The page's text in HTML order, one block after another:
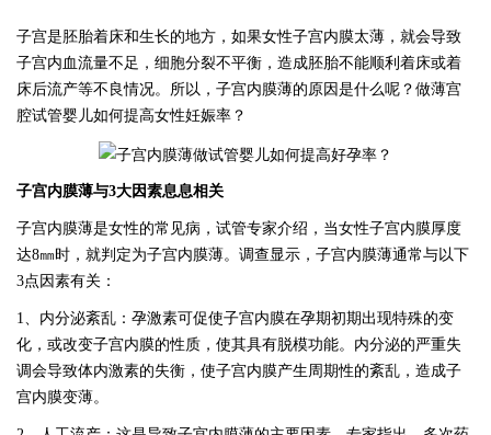
子宫是胚胎着床和生长的地方，如果女性子宫内膜太薄，就会导致
子宫内血流量不足，细胞分裂不平衡，造成胚胎不能顺利着床或着
床后流产等不良情况。所以，子宫内膜薄的原因是什么呢？做薄宫
腔试管婴儿如何提高女性妊娠率？
子宫内膜薄与3大因素息息相关
子宫内膜薄是女性的常见病，试管专家介绍，当女性子宫内膜厚度
达8㎜时，就判定为子宫内膜薄。调查显示，子宫内膜薄通常与以下
3点因素有关：
1、内分泌紊乱：孕激素可促使子宫内膜在孕期初期出现特殊的变
化，或改变子宫内膜的性质，使其具有脱模功能。内分泌的严重失
调会导致体内激素的失衡，使子宫内膜产生周期性的紊乱，造成子
宫内膜变薄。